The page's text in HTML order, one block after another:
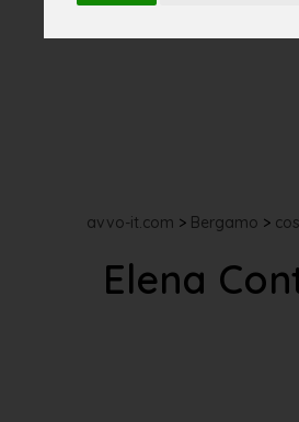
avvo-it.com > Bergamo >
Elena